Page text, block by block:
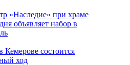
«Наследие» при храме
объявляет набор в
Кемерове состоится
ход